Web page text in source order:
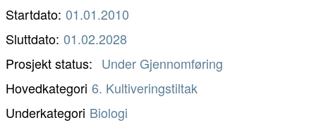
Startdato: 01.01.2010
Sluttdato: 01.02.2028
Prosjekt status
Under Gjennomføring
Hovedkategori 6. Kultiveringstiltak
Underkategori Biologi